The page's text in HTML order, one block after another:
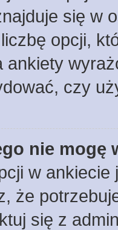
się w
opcji,
ankiety
czy
nie mogę
w
że
się z